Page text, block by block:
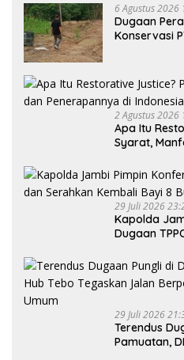
6 Agustus 2026
Dugaan
Konservasi
2 Agustus 2026
Apa Itu
Syarat,
29 Juli 2026
Kapolda
Dugaan
29 Juli 2026
Terendus
Pamuatan,